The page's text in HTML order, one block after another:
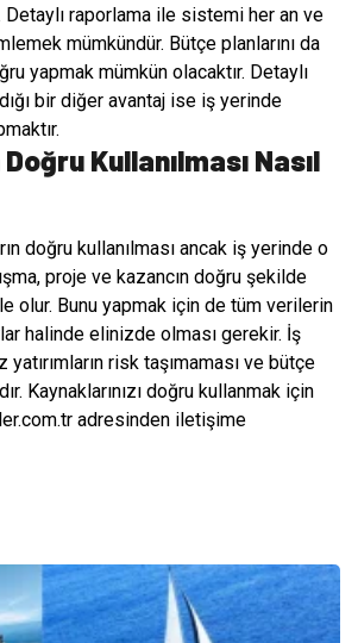
Detaylı raporlama ile sistemi her an ve
mümkündür. Bütçe planlarını da
yapmak mümkün olacaktır. Detaylı
bir diğer avantaj ise iş yerinde
Kullanılması Nasıl
doğru kullanılması ancak iş yerinde o
proje ve kazancın doğru şekilde
olur. Bunu yapmak için de tüm verilerin
halinde elinizde olması gerekir. İş
yatırımların risk taşımaması ve bütçe
Kaynaklarınızı doğru kullanmak için
adresinden iletişime